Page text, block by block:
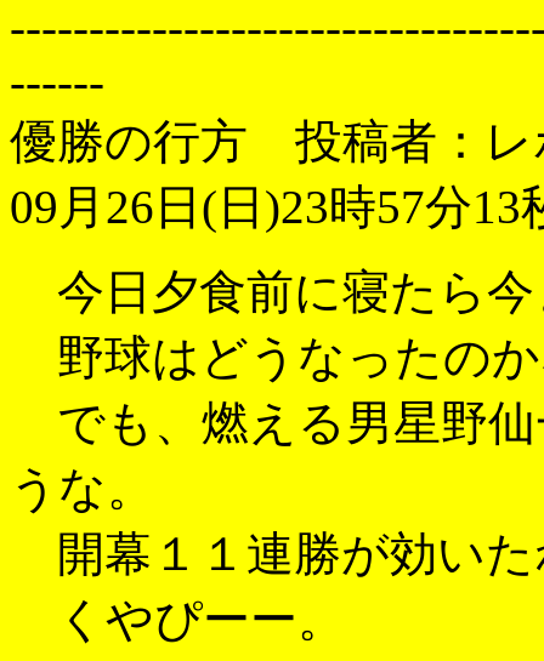
------
優勝の行方 投稿者：
09月26日(日)23時57分13
今日夕食前に寝たら
野球はどうなったの
でも、燃える男星野
うな。
開幕１１連勝が効いた
くやぴーー。